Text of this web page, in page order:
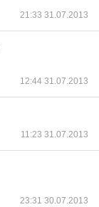
21:33 31.07.2013
12:44 31.07.2013
11:23 31.07.2013
23:31 30.07.2013